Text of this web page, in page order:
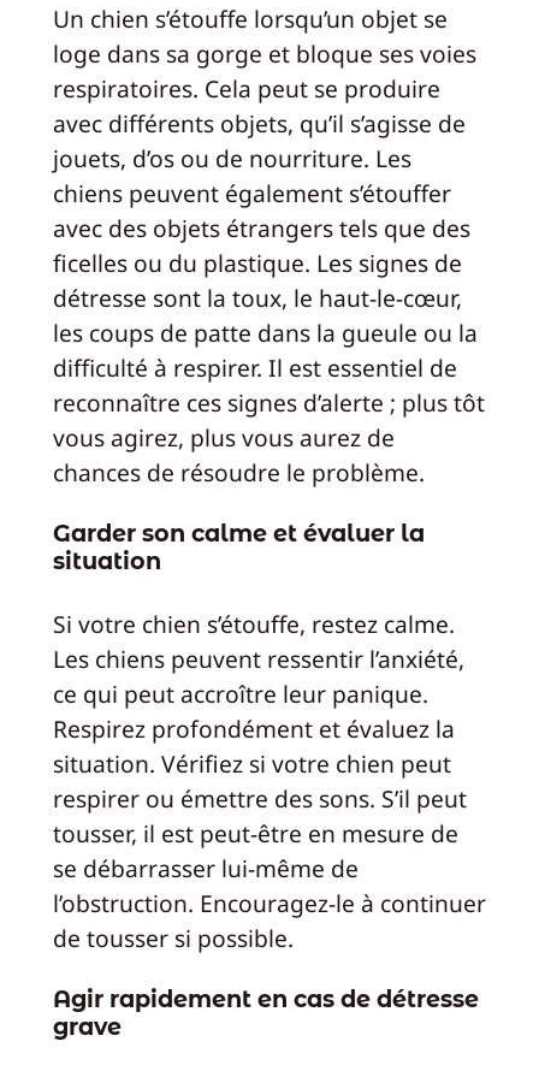
Un chien s’étouffe lorsqu’un objet se
loge dans sa gorge et bloque ses voies
respiratoires. Cela peut se produire
avec différents objets, qu’il s’agisse de
jouets, d’os ou de nourriture. Les
chiens peuvent également s’étouffer
avec des objets étrangers tels que des
ficelles ou du plastique. Les signes de
détresse sont la toux, le haut-le-cœur,
les coups de patte dans la gueule ou la
difficulté à respirer. Il est essentiel de
reconnaître ces signes d’alerte ; plus tôt
vous agirez, plus vous aurez de
chances de résoudre le problème.
Garder son calme et évaluer la
situation
Si votre chien s’étouffe, restez calme.
Les chiens peuvent ressentir l’anxiété,
ce qui peut accroître leur panique.
Respirez profondément et évaluez la
situation. Vérifiez si votre chien peut
respirer ou émettre des sons. S’il peut
tousser, il est peut-être en mesure de
se débarrasser lui-même de
l’obstruction. Encouragez-le à continuer
de tousser si possible.
Agir rapidement en cas de détresse
grave